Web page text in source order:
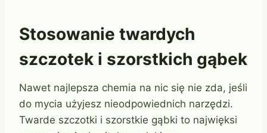
Stosowanie twardych
szczotek i szorstkich gąbek
Nawet najlepsza chemia na nic się nie zda, jeśli
do mycia użyjesz nieodpowiednich narzędzi.
Twarde szczotki i szorstkie gąbki to najwięksi